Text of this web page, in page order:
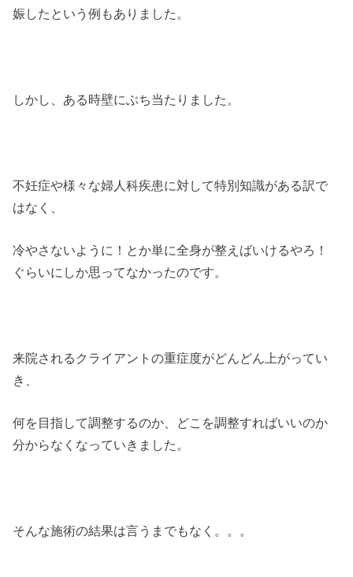
娠したという例もありました。
しかし、ある時壁にぶち当たりました。
不妊症や様々な婦人科疾患に対して特別知識がある訳で
はなく、
冷やさないように！とか単に全身が整えばいけるやろ！
ぐらいにしか思ってなかったのです。
来院されるクライアントの重症度がどんどん上がってい
き、
何を目指して調整するのか、どこを調整すればいいのか
分からなくなっていきました。
そんな施術の結果は言うまでもなく。。。